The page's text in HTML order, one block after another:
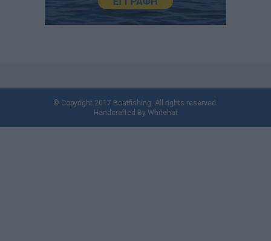
© Copyright 2017 Boatfishing. All rights reserved.
Handcrafted By Whitehat